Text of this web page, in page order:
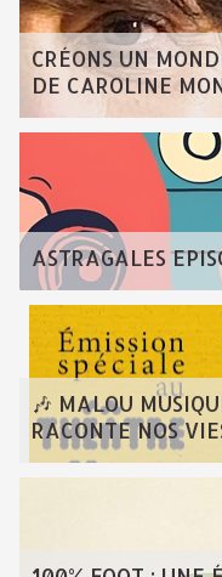
CRÉONS UN
DE CAROLINE
ASTRAGALES
🎶 MALOU
RACONTE NOS